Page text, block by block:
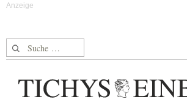
Suche nach: